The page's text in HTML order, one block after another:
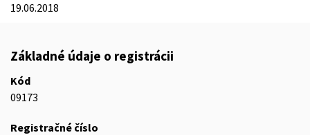
19.06.2018
Základné údaje o registrácii
Kód
09173
Registračné číslo